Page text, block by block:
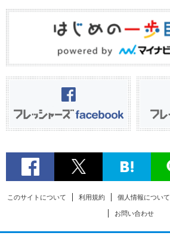
このサイトについて 利用規約 個人情報について
お問い合わせ